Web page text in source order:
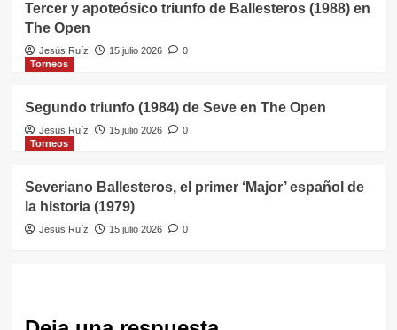
Tercer y apoteósico triunfo de Ballesteros (1988) en
The Open
Jesús Ruíz 15 julio 2026
0
Torneos
Segundo triunfo (1984) de Seve en The Open
Jesús Ruíz 15 julio 2026
0
Torneos
Severiano Ballesteros, el primer ‘Major’ español de
la historia (1979)
Jesús Ruíz 15 julio 2026 0